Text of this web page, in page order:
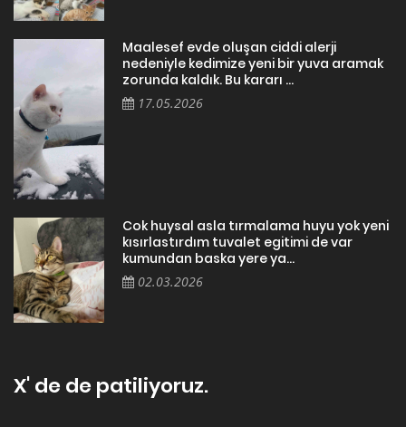
Maalesef evde oluşan ciddi alerji
nedeniyle kedimize yeni bir yuva aramak
zorunda kaldık. Bu kararı ...
17.05.2026
Cok huysal asla tırmalama huyu yok yeni
kısırlastırdım tuvalet egitimi de var
kumundan baska yere ya...
02.03.2026
X' de de patiliyoruz.